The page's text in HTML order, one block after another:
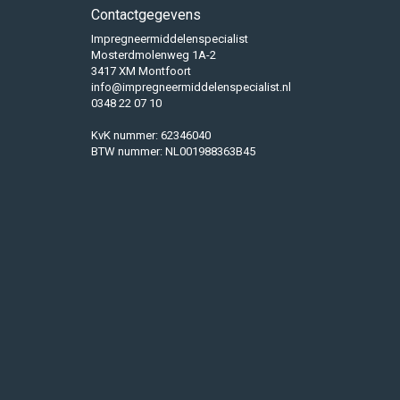
Contactgegevens
Impregneermiddelenspecialist
Mosterdmolenweg 1A-2
3417 XM Montfoort
info@impregneermiddelenspecialist.nl
0348 22 07 10
KvK nummer: 62346040
BTW nummer: NL001988363B45